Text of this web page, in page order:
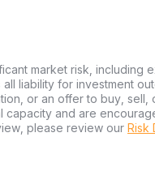
market risk, including
liability for investment
or an offer to buy, sell,
capacity and are
please review our Risk